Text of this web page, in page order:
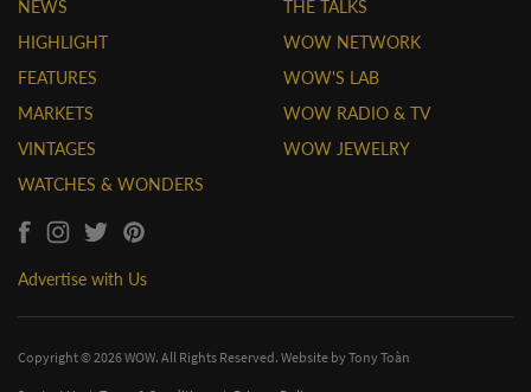
NEWS
HIGHLIGHT
FEATURES
MARKETS
VINTAGES
WATCHES & WONDERS
THE TALKS
WOW NETWORK
WOW'S LAB
WOW RADIO & TV
WOW JEWELRY
Advertise with Us
Copyright © 2026 WOW. All Rights Reserved. Website byTony Toàn